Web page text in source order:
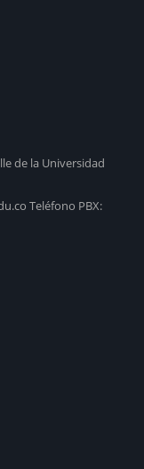
de la Universidad
Teléfono PBX: